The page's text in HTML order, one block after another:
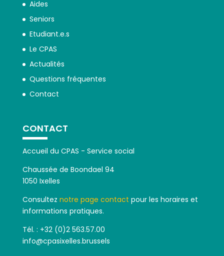
Aides
Seniors
Etudiant.e.s
Le CPAS
Actualités
Questions fréquentes
Contact
CONTACT
Accueil du CPAS - Service social
Chaussée de Boondael 94
1050 Ixelles
Consultez notre page contact pour les horaires et
informations pratiques.
Tél. : +32 (0)2 563.57.00
info@cpasixelles.brussels